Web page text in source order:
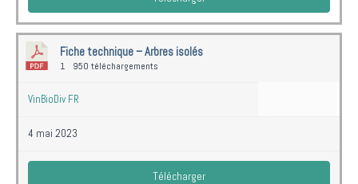
Fiche technique – Arbres isolés
1 950 téléchargements
VinBioDiv FR
4 mai 2023
Télécharger